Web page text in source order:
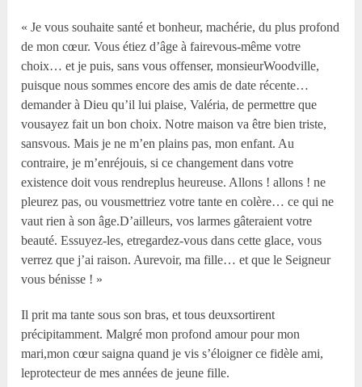
« Je vous souhaite santé et bonheur, machérie, du plus profond
de mon cœur. Vous étiez d’âge à fairevous-même votre
choix… et je puis, sans vous offenser, monsieurWoodville,
puisque nous sommes encore des amis de date récente…
demander à Dieu qu’il lui plaise, Valéria, de permettre que
vousayez fait un bon choix. Notre maison va être bien triste,
sansvous. Mais je ne m’en plains pas, mon enfant. Au
contraire, je m’enréjouis, si ce changement dans votre
existence doit vous rendreplus heureuse. Allons ! allons ! ne
pleurez pas, ou vousmettriez votre tante en colère… ce qui ne
vaut rien à son âge.D’ailleurs, vos larmes gâteraient votre
beauté. Essuyez-les, etregardez-vous dans cette glace, vous
verrez que j’ai raison. Aurevoir, ma fille… et que le Seigneur
vous bénisse ! »
Il prit ma tante sous son bras, et tous deuxsortirent
précipitamment. Malgré mon profond amour pour mon
mari,mon cœur saigna quand je vis s’éloigner ce fidèle ami,
leprotecteur de mes années de jeune fille.